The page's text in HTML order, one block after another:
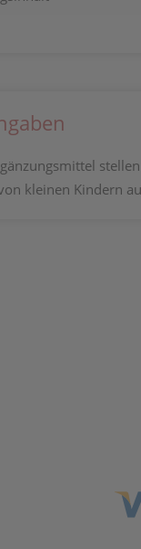
kleinen Kindern